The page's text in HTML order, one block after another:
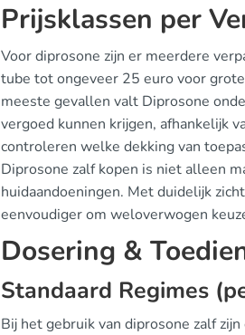
Prijsklassen per
Voor diprosone zijn er meerdere
tube tot ongeveer 25 euro voor
meeste gevallen valt Diprosone
vergoed kunnen krijgen, afhankelijk
controleren welke dekking van
Diprosone zalf kopen is niet alleen
huidaandoeningen. Met duidelijk
eenvoudiger om weloverwogen
Dosering &
Standaard Regimes
Bij het gebruik van diprosone zalf